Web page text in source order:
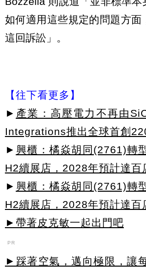
如何適用這些規定的問題方面
這回訴訟」。
【往下看更多】
► 產業：高壓電力不再由
Integrations推出全球首創
► 興櫃：橘焱胡同(2761)轉
H2續展店，2028年預計達百
► 興櫃：橘焱胡同(2761)轉
H2續展店，2028年預計達百
►帶著皮克敏一起出門吧
PR
►踩著空氣，邁向極限，讓